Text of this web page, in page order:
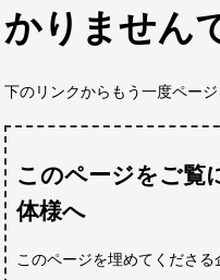
かりません
下のリンクからもう一度ページ
このページをご覧
体様へ
このページを埋めてくださる